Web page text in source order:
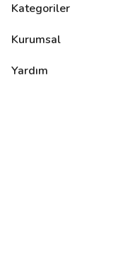
Kategoriler
Kurumsal
Yardım